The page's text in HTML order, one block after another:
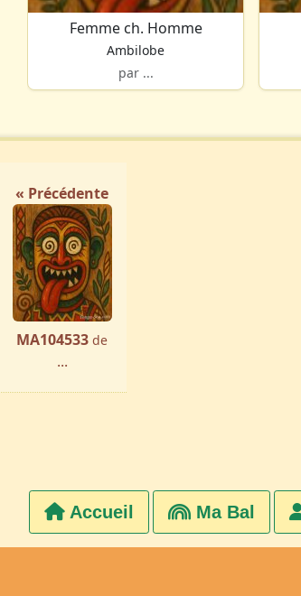
Femme ch. Homme
Ambilobe
par ...
« Précédente
MA104533 de
...
Accueil Ma Bal